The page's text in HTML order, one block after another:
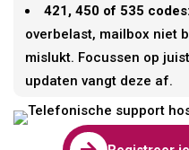
421, 450 of 535 codes:
overbelast, mailbox niet
mislukt. Focussen op
updaten vangt deze af.